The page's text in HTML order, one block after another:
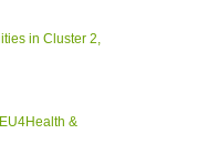
in Cluster 2,
&